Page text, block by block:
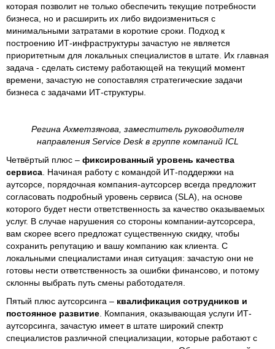
которая позволит не только обеспечить текущие потребности
бизнеса, но и расширить их либо видоизмениться с
минимальными затратами в короткие сроки. Подход к
построению ИТ-инфраструктуры зачастую не является
приоритетным для локальных специалистов в штате. Их главная
задача - сделать систему работающей на текущий момент
времени, зачастую не сопоставляя стратегические задачи
бизнеса с задачами ИТ-структуры.
Регина Ахметзянова, заместитель руководителя
направления Service Desk в группе компаний ICL
Четвёртый плюс – фиксированный уровень качества
сервиса . Начиная работу с командой ИТ-поддержки на
аутсорсе, порядочная компания-аутсорсер всегда предложит
согласовать подробный уровень сервиса (SLA), на основе
которого будет нести ответственность за качество оказываемых
услуг. В случае нарушения со стороны компании-аутсорсера,
вам скорее всего предложат существенную скидку, чтобы
сохранить репутацию и вашу компанию как клиента. С
локальными специалистами иная ситуация: зачастую они не
готовы нести ответственность за ошибки финансово, и потому
склонны выбрать путь смены работодателя.
Пятый плюс аутсорсинга – квалификация сотрудников и
постоянное развитие . Компания, оказывающая услуги ИТ-
аутсорсинга, зачастую имеет в штате широкий спектр
специалистов различной специализации, которые работают с